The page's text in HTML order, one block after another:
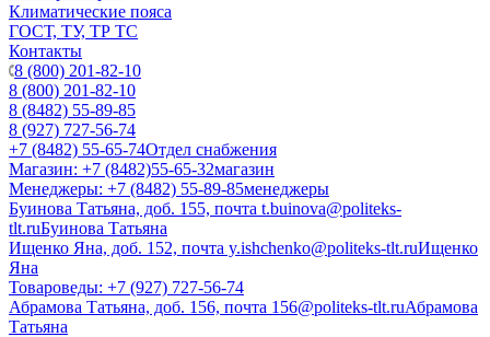
Климатические пояса
ГОСТ, ТУ, ТР ТС
Контакты
8 (800) 201-82-10
8 (800) 201-82-10
8 (8482) 55-89-85
8 (927) 727-56-74
+7 (8482) 55-65-74Отдел снабжения
Магазин: +7 (8482)55-65-32магазин
Менеджеры: +7 (8482) 55-89-85менеджеры
Буинова Татьяна, доб. 155, почта t.buinova@politeks-
tlt.ruБуинова Татьяна
Ищенко Яна, доб. 152, почта y.ishchenko@politeks-tlt.ruИщенко
Яна
Товароведы: +7 (927) 727-56-74
Абрамова Татьяна, доб. 156, почта 156@politeks-tlt.ruАбрамова
Татьяна